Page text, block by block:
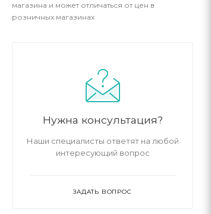
магазина и может отличаться от цен в
розничных магазинах
Нужна консультация?
Наши специалисты ответят на любой
интересующий вопрос
ЗАДАТЬ ВОПРОС